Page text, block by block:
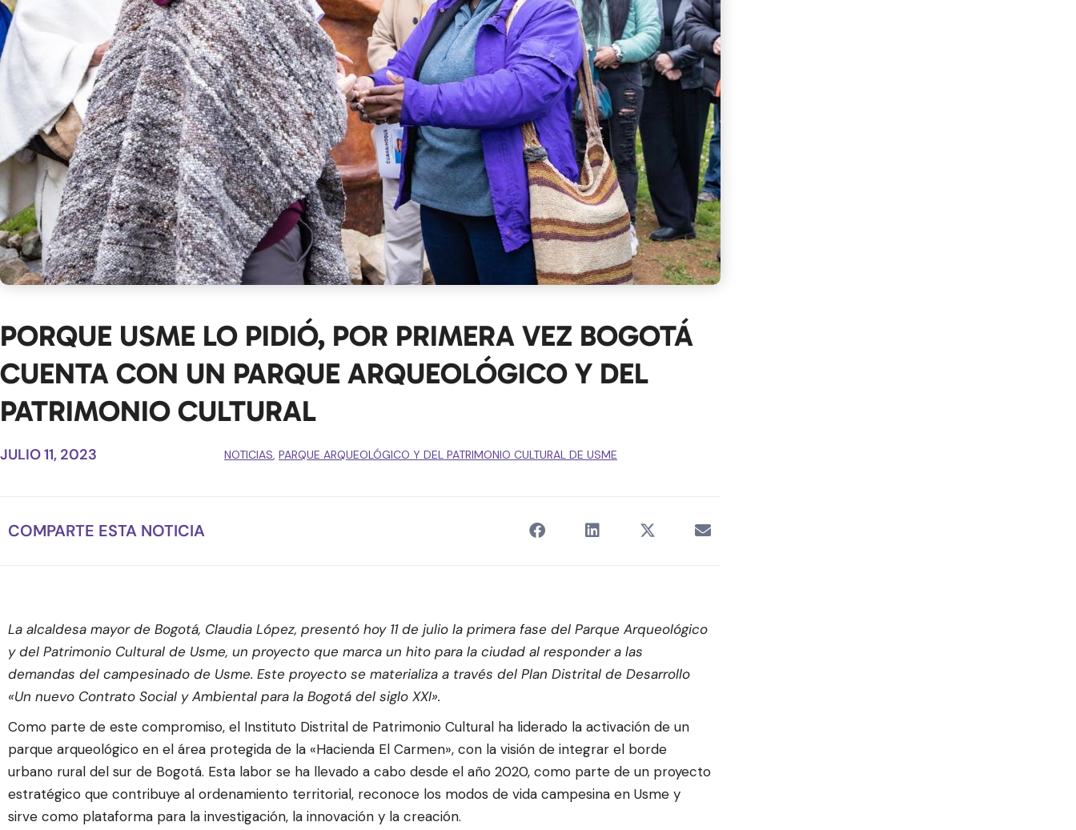
PORQUE USME LO PIDIÓ, POR PRIMERA VEZ BOGOTÁ
CUENTA CON UN PARQUE ARQUEOLÓGICO Y DEL
PATRIMONIO CULTURAL
JULIO 11, 2023 NOTICIAS, PARQUE ARQUEOLÓGICO Y DEL PATRIMONIO CULTURAL DE USME
COMPARTE ESTA NOTICIA
La alcaldesa mayor de Bogotá, Claudia López, presentó hoy 11 de julio la primera fase del Parque Arqueológico
y del Patrimonio Cultural de Usme, un proyecto que marca un hito para la ciudad al responder a las
demandas del campesinado de Usme. Este proyecto se materializa a través del Plan Distrital de Desarrollo
«Un nuevo Contrato Social y Ambiental para la Bogotá del siglo XXI».
Como parte de este compromiso, el Instituto Distrital de Patrimonio Cultural ha liderado la activación de un
parque arqueológico en el área protegida de la «Hacienda El Carmen», con la visión de integrar el borde
urbano rural del sur de Bogotá. Esta labor se ha llevado a cabo desde el año 2020, como parte de un proyecto
estratégico que contribuye al ordenamiento territorial, reconoce los modos de vida campesina en Usme y
sirve como plataforma para la investigación, la innovación y la creación.